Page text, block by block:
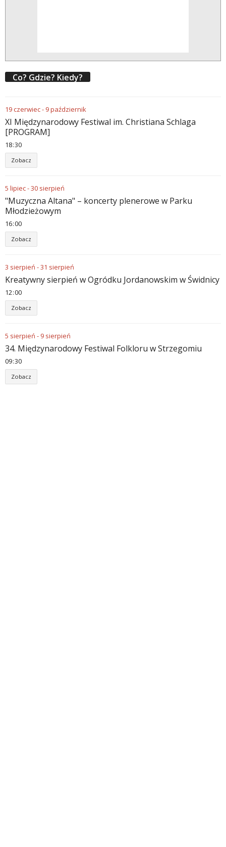
Co? Gdzie? Kiedy?
19czerwiec- 9październik
XI Międzynarodowy Festiwal im. Christiana Schlaga
[PROGRAM]
18:30
Zobacz
5 lipiec-30 sierpień
"Muzyczna Altana" – koncerty plenerowe w Parku
Młodzieżowym
16:00
Zobacz
3 sierpień -31 sierpień
Kreatywny sierpień w Ogródku Jordanowskim w Świdnicy
12:00
Zobacz
5 sierpień - 9 sierpień
34. Międzynarodowy Festiwal Folkloru w Strzegomiu
09:30
Zobacz